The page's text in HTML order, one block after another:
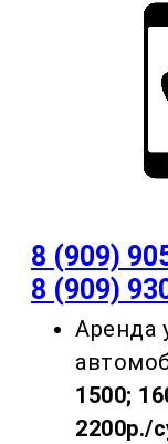
8 (909)
8 (909)
Аренда
1500;
2200р./